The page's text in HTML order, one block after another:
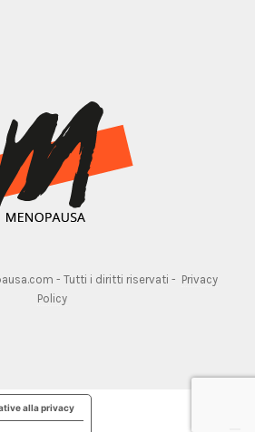
- Tutti i diritti riservati - Privacy
Policy
alla privacy